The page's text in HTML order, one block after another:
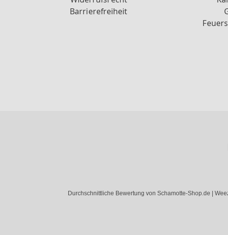
Barrierefreiheit
Durchschnittliche Bewertung von Schamotte-Shop.de |